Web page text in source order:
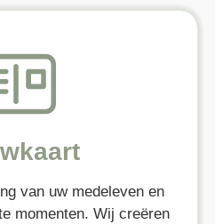
van uw medeleven en
momenten. Wij creëren